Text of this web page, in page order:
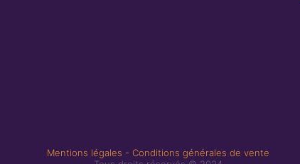
Mentions légales - Conditions générales de vente